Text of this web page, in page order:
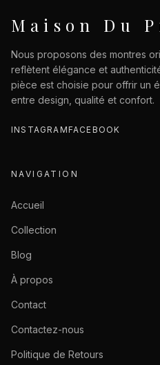
Maison Du
Nous proposons des montres
reflètent élégance et
pièce est choisie pour offrir un
entre design, qualité et confort.
INSTAGRAMFACEBOOK
NAVIGATION
Accueil
Collection
Blog
À propos
Contact
Contactez-nous
Politique de Retours